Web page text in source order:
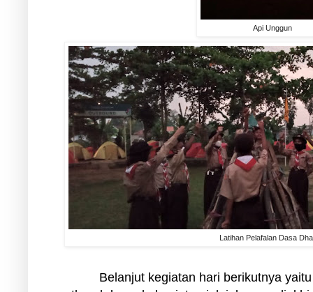
Api Unggun
Latihan Pelafalan Dasa
Belanjut kegiatan hari berikutnya